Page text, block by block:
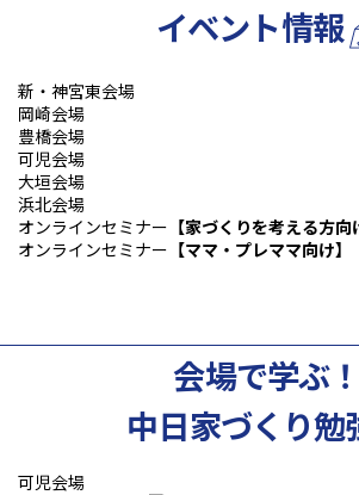
イベント情報
新・神宮東会場
岡崎会場
豊橋会場
可児会場
大垣会場
浜北会場
オンラインセミナー 【家づくりを考える方向
オンラインセミナー 【ママ・プレママ向け】
会場で学ぶ！
中日家づくり勉
可児会場